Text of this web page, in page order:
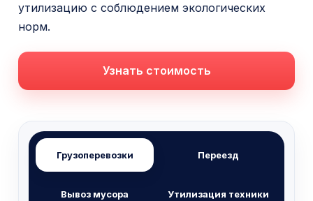
утилизацию с соблюдением экологических
норм.
Узнать стоимость
Грузоперевозки Переезд
Вывоз мусора Утилизация техники